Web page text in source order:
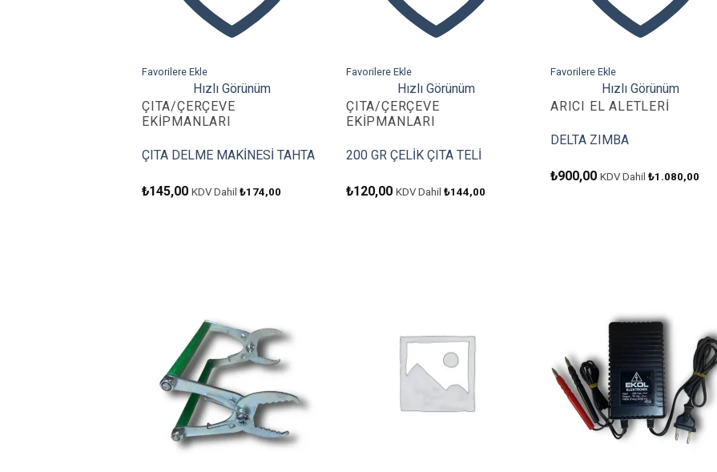
Favorilere Ekle
Hızlı Görünüm
ÇITA/ÇERÇEVE
EKIPMANLARI
ÇITA DELME MAKİNESİ TAHTA
₺145,00 KDV Dahil ₺174,00
Favorilere Ekle
Hızlı Görünüm
ÇITA/ÇERÇEVE
EKIPMANLARI
200 GR ÇELİK ÇITA TELİ
₺120,00 KDV Dahil ₺144,00
Favorilere Ekle
Hızlı Görünüm
ARICI EL ALETLERI
DELTA ZIMBA
₺900,00 KDV Dahil ₺1.080,00